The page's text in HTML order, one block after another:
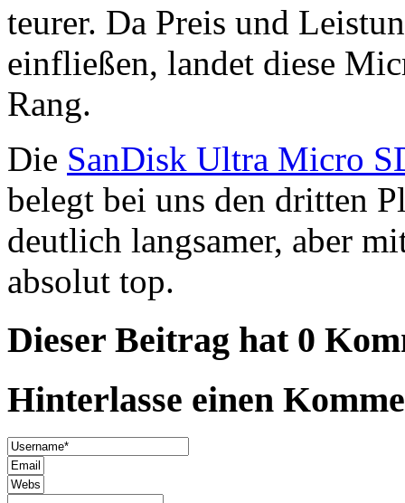
teurer. Da Preis und
einfließen, landet diese
Rang.
Die SanDisk Ultra Micro
belegt bei uns den dritten
deutlich langsamer, aber
absolut top.
Dieser Beitrag hat 0
Hinterlasse einen